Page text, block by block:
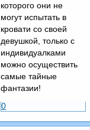
которого они не
могут испытать в
кровати со своей
девушкой, только с
индивидуалками
можно осуществить
самые тайные
фантазии!
0